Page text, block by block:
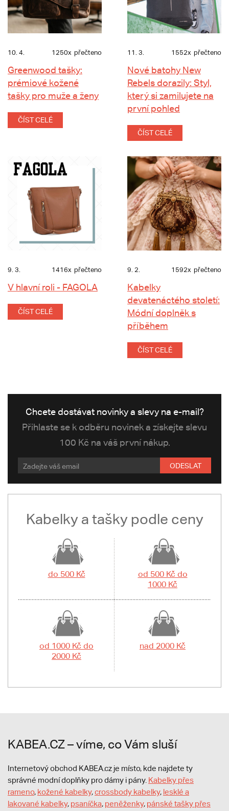
10. 4. 1250x přečteno
Greenwood tašky:
prémiové kožené
tašky pro muže a ženy
ČÍST CELÉ
11. 3. 1552x přečteno
Nové batohy New
Rebels dorazily: Styl,
který si zamilujete na
první pohled
ČÍST CELÉ
9. 3. 1416x přečteno
V hlavní roli - FAGOLA
ČÍST CELÉ
9. 2. 1592x přečteno
Kabelky
devatenáctého století:
Módní doplněk s
příběhem
ČÍST CELÉ
Chcete dostávat novinky a slevy na e-mail?
Přihlaste se k odběru novinek a získejte slevu
100 Kč na váš první nákup.
ODESLAT
Kabelky a tašky podle ceny
do 500 Kč
od 500 Kč do
1000 Kč
od 1000 Kč do
2000 Kč
nad 2000 Kč
KABEA.CZ – víme, co Vám sluší
Internetový obchod KABEA.cz je místo, kde najdete ty
správné modní doplňky pro dámy i pány. Kabelky přes
rameno, kožené kabelky,crossbody kabelky, lesklé a
lakované kabelky, psaníčka, peněženky, pánské tašky přes